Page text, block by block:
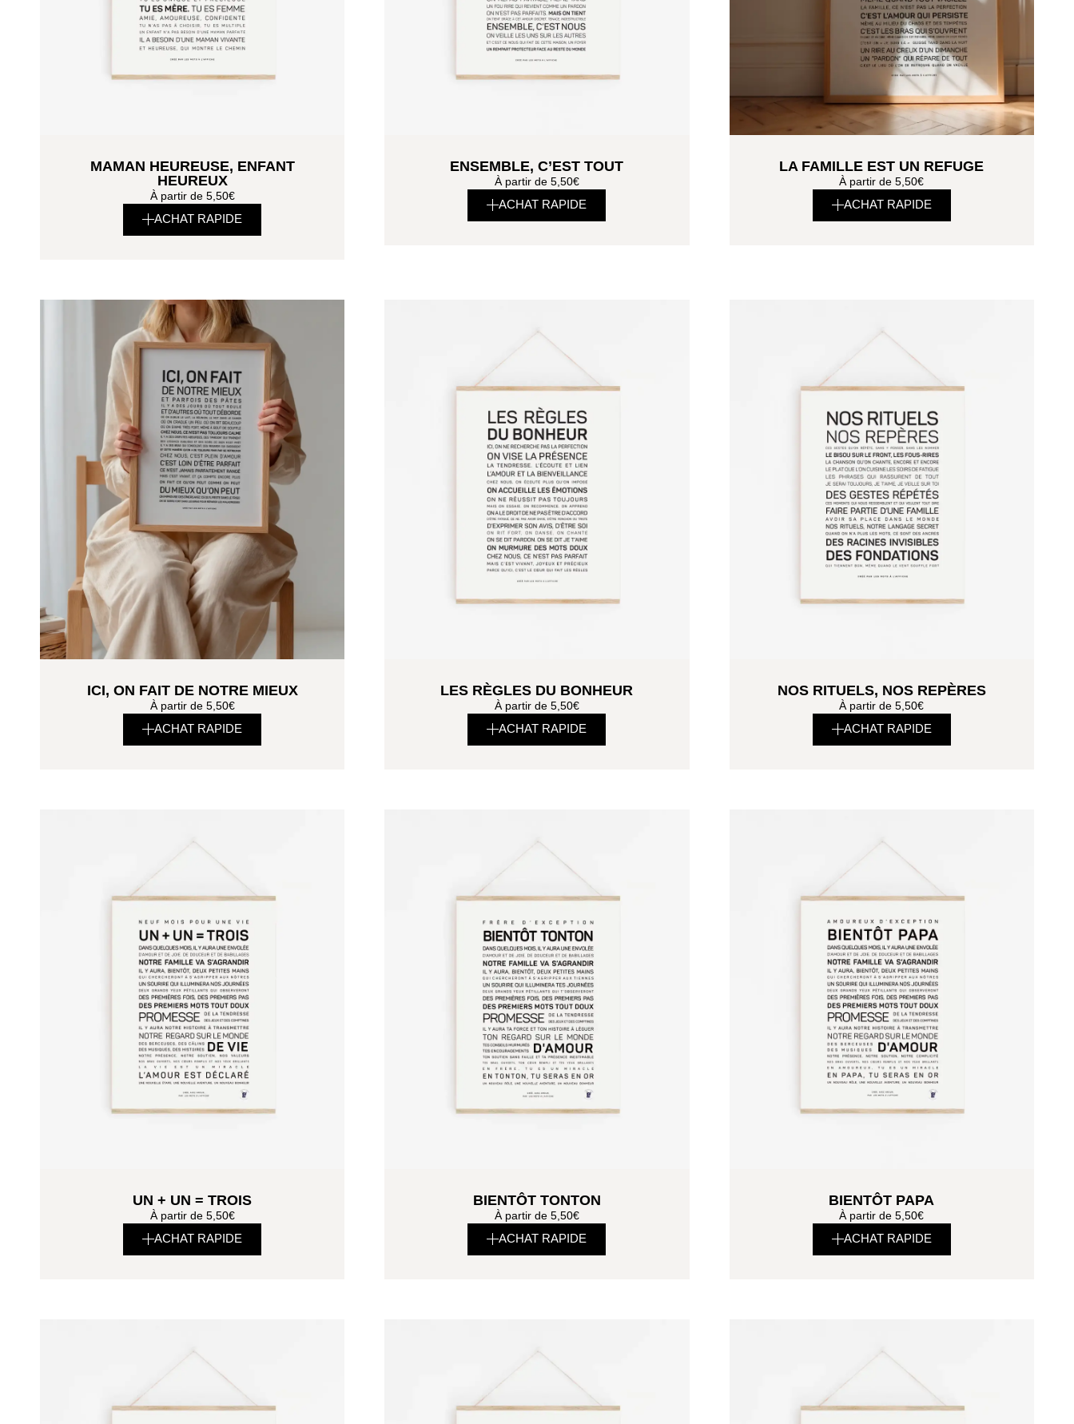
MAMAN HEUREUSE, ENFANT
HEUREUX
À partir de 5,50€
ACHAT RAPIDE
ENSEMBLE, C’EST TOUT
À partir de 5,50€
ACHAT RAPIDE
LA FAMILLE EST UN REFUGE
À partir de5,50€
ACHAT RAPIDE
ICI, ON FAIT DE NOTRE MIEUX
À partir de 5,50€
ACHAT RAPIDE
LES RÈGLES DU BONHEUR
À partir de 5,50€
ACHAT RAPIDE
NOS RITUELS, NOS REPÈRES
À partir de5,50€
ACHAT RAPIDE
UN + UN = TROIS
À partir de 5,50€
ACHAT RAPIDE
BIENTÔT TONTON
À partir de 5,50€
ACHAT RAPIDE
BIENTÔT PAPA
À partir de5,50€
ACHAT RAPIDE